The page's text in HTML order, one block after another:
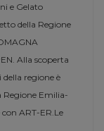
e Gelato
della Regione
Alla scoperta
regione è
Regione Emilia-
ART-ER.Le